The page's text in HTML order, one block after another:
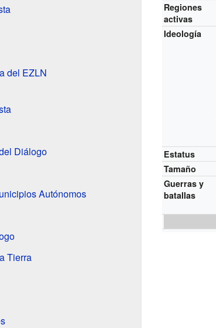
Regiones
activas
Ideología
Estatus
Tamaño
Guerras y
batallas
del EZLN
Diálogo
Autónomos
Tierra